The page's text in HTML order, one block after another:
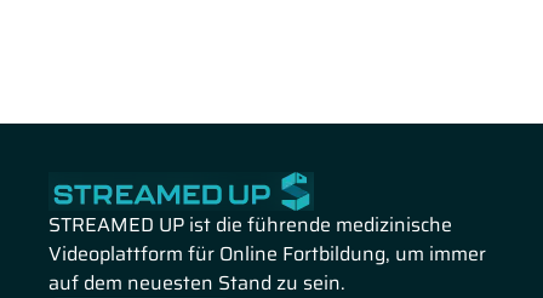
STREAMED UP ist die führende medizinische
Videoplattform für Online Fortbildung, um immer
auf dem neuesten Stand zu sein.